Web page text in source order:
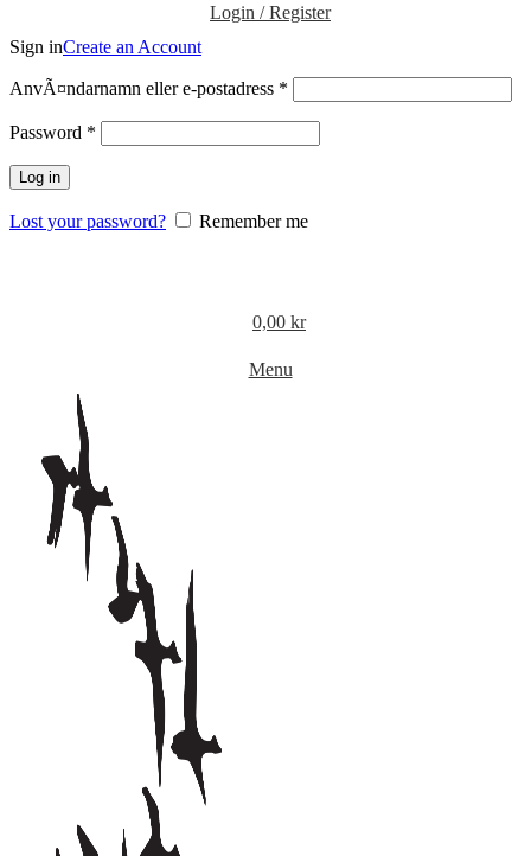
Login / Register
Sign inCreate an Account
AnvÃ¤ndarnamn eller e-postadress *
Password *
Log in
Lost your password? Remember me
0,00 kr
Menu